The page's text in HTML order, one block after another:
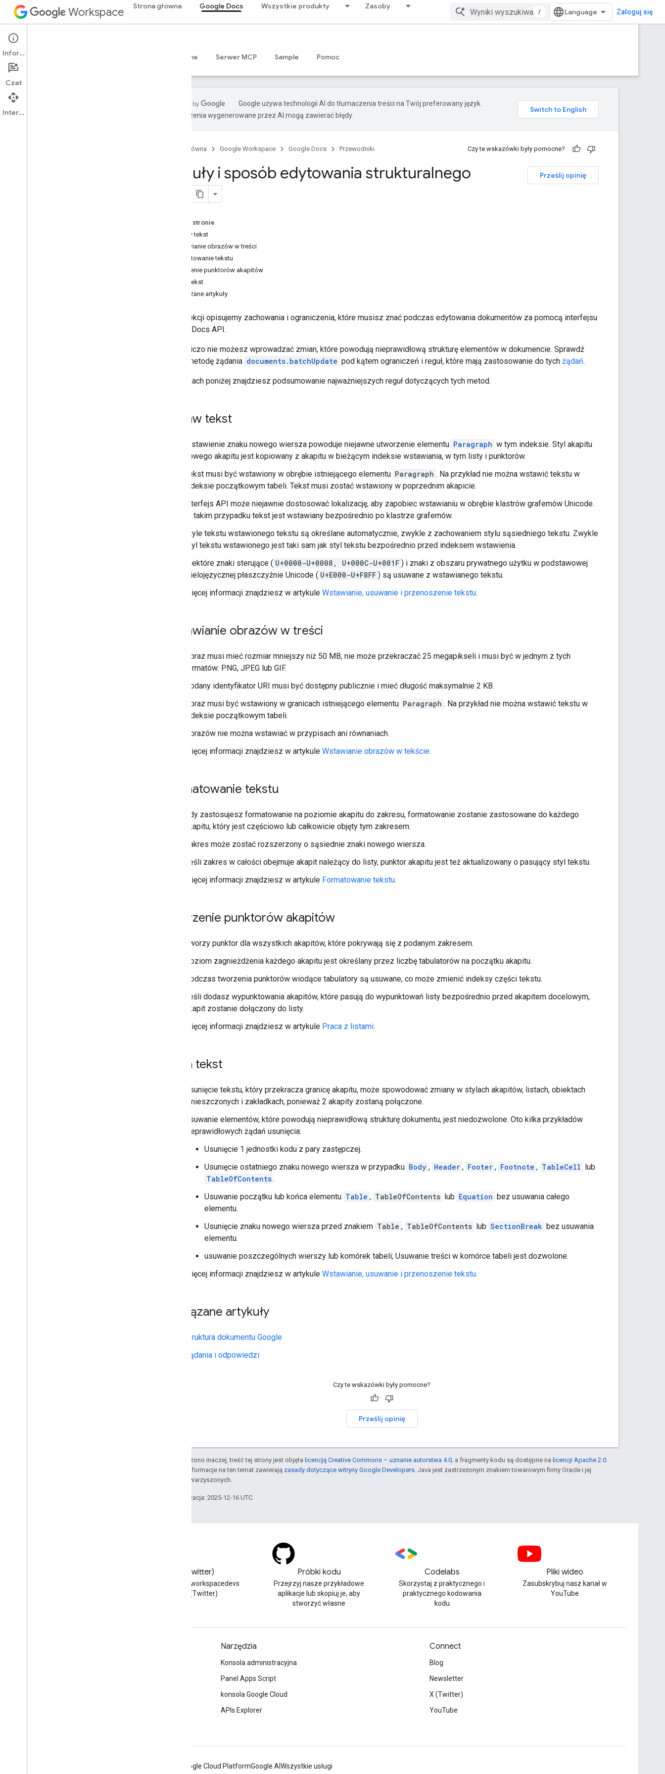
Workspace Strona główna Google Docs Wszystkie produkty Zasoby
/ Zaloguj się
Google Docs
Przegląd Materiały referencyjne Serwer MCP Sample Pomoc
Google używa technologii AI do tłumaczenia treści na Twój preferowany język.
Tłumaczenia wygenerowane przez AI mogą zawierać błędy.
Strona główna Google Workspace Google Docs Przewodniki Czy te wskazówki były pomocne?
Prześlij opinię
Reguły i sposób edytowania strukturalnego
Na tej stronie
Wstaw tekst
Wstawianie obrazów w treści
Formatowanie tekstu
Tworzenie punktorów akapitów
Usuń tekst
Powiązane artykuły
W tej sekcji opisujemy zachowania i ograniczenia, które musisz znać podczas edytowania dokumentów za pomocą interfejsu
Google Docs API.
Zasadniczo nie możesz wprowadzać zmian, które powodują nieprawidłową strukturę elementów w dokumencie. Sprawdź
każdą metodę żądania documents.batchUpdate pod kątem ograniczeń i reguł, które mają zastosowanie do tych żądań.
W sekcjach poniżej znajdziesz podsumowanie najważniejszych reguł dotyczących tych metod.
Wstaw tekst
Wstawienie znaku nowego wiersza powoduje niejawne utworzenie elementu Paragraph w tym indeksie. Styl akapitu
nowego akapitu jest kopiowany z akapitu w bieżącym indeksie wstawiania, w tym listy i punktorów.
Tekst musi być wstawiony w obrębie istniejącego elementu Paragraph . Na przykład nie można wstawić tekstu w
indeksie początkowym tabeli. Tekst musi zostać wstawiony w poprzednim akapicie.
Interfejs API może niejawnie dostosować lokalizację, aby zapobiec wstawianiu w obrębie klastrów grafemów Unicode.
W takim przypadku tekst jest wstawiany bezpośrednio po klastrze grafemów.
Style tekstu wstawionego tekstu są określane automatycznie, zwykle z zachowaniem stylu sąsiedniego tekstu. Zwykle
styl tekstu wstawionego jest taki sam jak styl tekstu bezpośrednio przed indeksem wstawienia.
Niektóre znaki sterujące ( U+0000-U+0008, U+000C-U+001F ) i znaki z obszaru prywatnego użytku w podstawowej
wielojęzycznej płaszczyźnie Unicode ( U+E000-U+F8FF ) są usuwane z wstawianego tekstu.
Więcej informacji znajdziesz w artykule Wstawianie, usuwanie i przenoszenie tekstu.
Wstawianie obrazów w treści
Obraz musi mieć rozmiar mniejszy niż 50 MB, nie może przekraczać 25 megapikseli i musi być w jednym z tych
formatów: PNG, JPEG lub GIF.
Podany identyfikator URI musi być dostępny publicznie i mieć długość maksymalnie 2 KB.
Obraz musi być wstawiony w granicach istniejącego elementu Paragraph . Na przykład nie można wstawić tekstu w
indeksie początkowym tabeli.
Obrazów nie można wstawiać w przypisach ani równaniach.
Więcej informacji znajdziesz w artykule Wstawianie obrazów w tekście.
Formatowanie tekstu
Gdy zastosujesz formatowanie na poziomie akapitu do zakresu, formatowanie zostanie zastosowane do każdego
akapitu, który jest częściowo lub całkowicie objęty tym zakresem.
Zakres może zostać rozszerzony o sąsiednie znaki nowego wiersza.
Jeśli zakres w całości obejmuje akapit należący do listy, punktor akapitu jest też aktualizowany o pasujący styl tekstu.
Więcej informacji znajdziesz w artykule Formatowanie tekstu.
Tworzenie punktorów akapitów
Tworzy punktor dla wszystkich akapitów, które pokrywają się z podanym zakresem.
Poziom zagnieżdżenia każdego akapitu jest określany przez liczbę tabulatorów na początku akapitu.
Podczas tworzenia punktorów wiodące tabulatory są usuwane, co może zmienić indeksy części tekstu.
Jeśli dodasz wypunktowania akapitów, które pasują do wypunktowań listy bezpośrednio przed akapitem docelowym,
akapit zostanie dołączony do listy.
Więcej informacji znajdziesz w artykule Praca z listami.
Usuń tekst
Usunięcie tekstu, który przekracza granicę akapitu, może spowodować zmiany w stylach akapitów, listach, obiektach
umieszczonych i zakładkach, ponieważ 2 akapity zostaną połączone.
Usuwanie elementów, które powodują nieprawidłową strukturę dokumentu, jest niedozwolone. Oto kilka przykładów
nieprawidłowych żądań usunięcia:
Usunięcie 1 jednostki kodu z pary zastępczej.
Usunięcie ostatniego znaku nowego wiersza w przypadku Body , Header , Footer , Footnote , TableCell lub
TableOfContents .
Usuwanie początku lub końca elementu Table , TableOfContents lub Equation bez usuwania całego
elementu.
Usunięcie znaku nowego wiersza przed znakiem Table , TableOfContents lub SectionBreak bez usuwania
elementu.
usuwanie poszczególnych wierszy lub komórek tabeli; Usuwanie treści w komórce tabeli jest dozwolone.
Więcej informacji znajdziesz w artykule Wstawianie, usuwanie i przenoszenie tekstu.
Powiązane artykuły
Struktura dokumentu Google
Żądania i odpowiedzi
Czy te wskazówki były pomocne?
Prześlij opinię
O ile nie stwierdzono inaczej, treść tej strony jest objęta licencją Creative Commons – uznanie autorstwa 4.0 , a fragmenty kodu są dostępne na licencji Apache 2.0
Szczegółowe informacje na ten temat zawierają zasady dotyczące witryny Google Developers . Java jest zastrzeżonym znakiem towarowym firmy Oracle i jej
podmiotów stowarzyszonych.
Ostatnia aktualizacja: 2025-12-16 UTC.
X (Twitter)
Obserwuj @workspacedevs
na X (Twitter)
Próbki kodu
Przejrzyj nasze przykładowe
aplikacje lub skopiuj je, aby
stworzyć własne
Codelabs
Skorzystaj z praktycznego i
praktycznego kodowania
kodu
Pliki wideo
Zasubskrybuj nasz kanał w
YouTube
Narzędzia
Konsola administracyjna
Panel Apps Script
konsola Google Cloud
APIs Explorer
Connect
Blog
Newsletter
X (Twitter)
YouTube
Google Cloud PlatformGoogle AI Wszystkie usługi
Informacje
Czat
Interfejs API